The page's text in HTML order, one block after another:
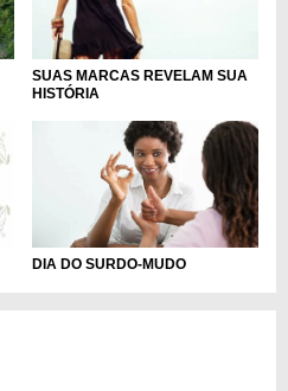
SUAS MARCAS REVELAM SUA
HISTÓRIA
DIA DO SURDO-MUDO